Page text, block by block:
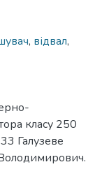
, відвал,
класу 250
Галузеве